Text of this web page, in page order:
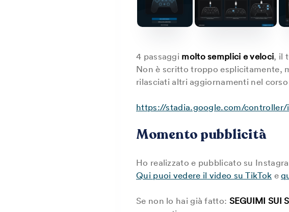
4 passaggi molto semplici e veloci, il
Non è scritto troppo esplicitamente,
rilasciati altri aggiornamenti nel
https://stadia.google.com/
Momento pubblicità
Ho realizzato e pubblicato su
Qui puoi vedere il video su TikTok e
Se non lo hai già fatto: SEGUIMI SUI